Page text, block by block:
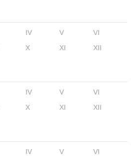
IV V
VI
X XI XII
IV V
VI
X XI XII
IV V
VI